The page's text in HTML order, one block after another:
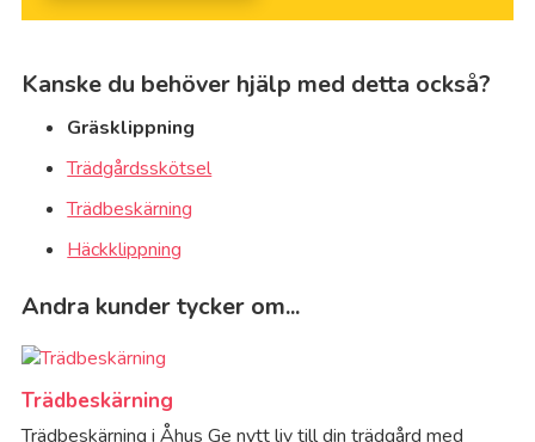
Kanske du behöver hjälp med detta också?
Gräsklippning
Trädgårdsskötsel
Trädbeskärning
Häckklippning
Andra kunder tycker om...
Trädbeskärning
Trädbeskärning i Åhus Ge nytt liv till din trädgård med